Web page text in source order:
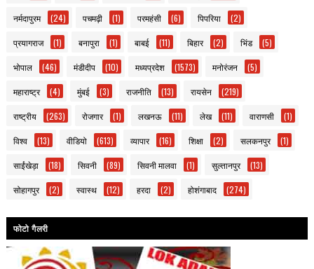
नर्मदापुरम (24) पचमढ़ी (1) परमहंसी (6) पिपरिया (2)
प्रयागराज (1) बनापुरा (1) बाबई (11) बिहार (2) भिंड (5)
भोपाल (46) मंडीदीप (10) मध्यप्रदेश (1573) मनोरंजन (5)
महाराष्ट्र (4) मुंबई (3) राजनीति (13) रायसेन (219)
राष्ट्रीय (263) रोजगार (1) लखनऊ (11) लेख (11) वाराणसी (1)
विश्व (13) वीडियो (613) व्यापार (16) शिक्षा (2) सलकनपुर (1)
साईंखेड़ा (18) सिवनी (89) सिवनी मालवा (1) सुल्तानपुर (13)
सोहागपुर (2) स्वास्थ (12) हरदा (2) होशंगाबाद (274)
फोटो गैलरी